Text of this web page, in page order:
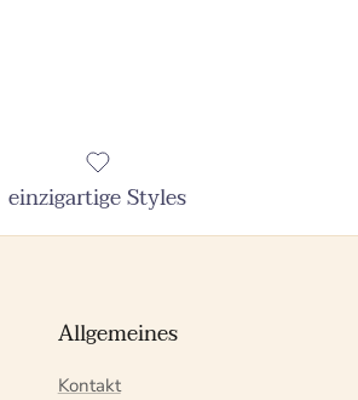
einzigartige Styles
Allgemeines
Kontakt